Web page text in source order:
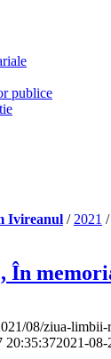
publice
Ivireanul / 2021 /
08/ziua-
20:35:372021-